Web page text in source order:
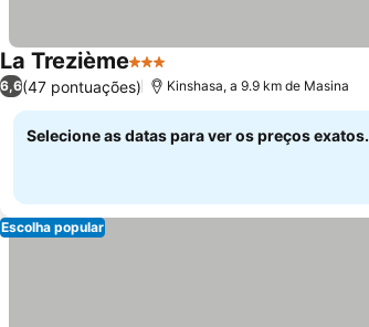
La Trezième3 Estrelas
6,6(47 pontuações) Kinshasa, a 9.9 km de Masina
Selecione as datas para ver os preços exatos.
Escolha popular